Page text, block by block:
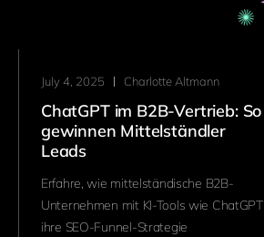
July 4, 2025 Charlotte Altmann
ChatGPT im B2B-Vertrieb: So
gewinnen Mittelständler
Leads
Erfahre, wie mittelständische B2B-
Unternehmen mit KI-Tools wie ChatGPT
ihre SEO-Funnel-Strategie